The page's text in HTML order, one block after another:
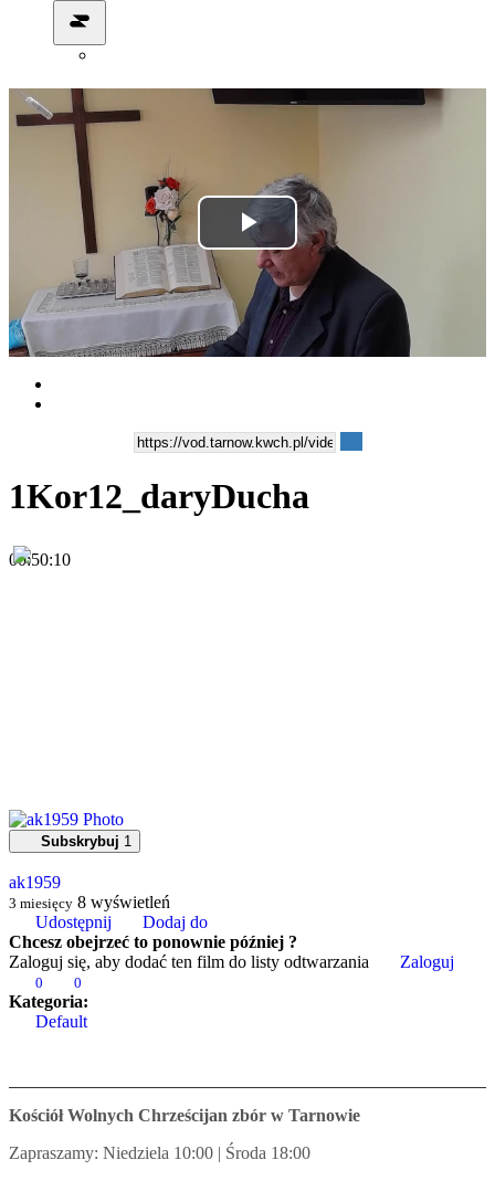
Play
Video
1Kor12_daryDucha
00:50:10
Subskrybuj 1
ak1959
3 miesięcy 8 wyświetleń
Udostępnij
Dodaj do
Chcesz obejrzeć to ponownie później ?
Zaloguj się, aby dodać ten film do listy odtwarzania
Zaloguj
0 0
Kategoria:
Default
Kościół Wolnych Chrześcijan zbór w Tarnowie
Zapraszamy: Niedziela 10:00 | Środa 18:00